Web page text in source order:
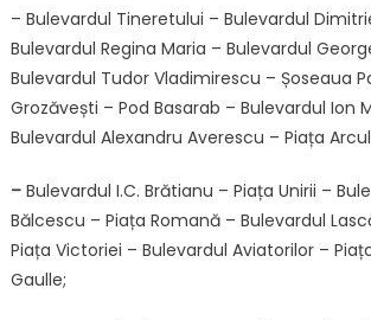
– Bulevardul Tineretului – Bulevardul
Bulevardul Regina Maria – Bulevardul
Bulevardul Tudor Vladimirescu – Șoseaua
Grozăvești – Pod Basarab – Bulevardul Ion
Bulevardul Alexandru Averescu – Piața
– Bulevardul I.C. Brătianu – Piața Unirii –
Bălcescu – Piața Romană – Bulevardul
Piața Victoriei – Bulevardul Aviatorilor –
Gaulle;